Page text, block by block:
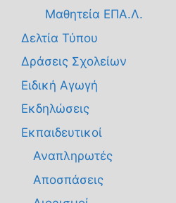
Μαθητεία ΕΠΑ.Λ.
Δελτία Τύπου
Δράσεις Σχολείων
Ειδική Αγωγή
Εκδηλώσεις
Εκπαιδευτικοί
Αναπληρωτές
Αποσπάσεις